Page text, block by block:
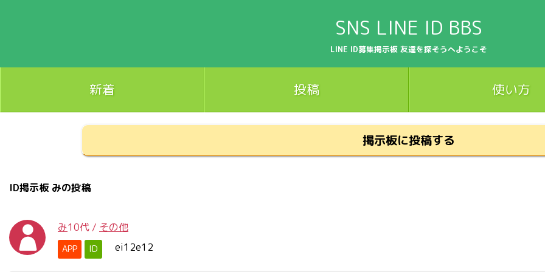
SNS LINE ID BBS
LINE ID募集掲示板 友達を探そうへようこそ
新着 投稿 使い方
掲示板に投稿する
ID掲示板 みの投稿
み10代 / その他
APP ID ei12e12